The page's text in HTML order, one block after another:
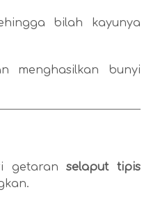
bilah kayunya
menghasilkan bunyi
getaranselaput tipis